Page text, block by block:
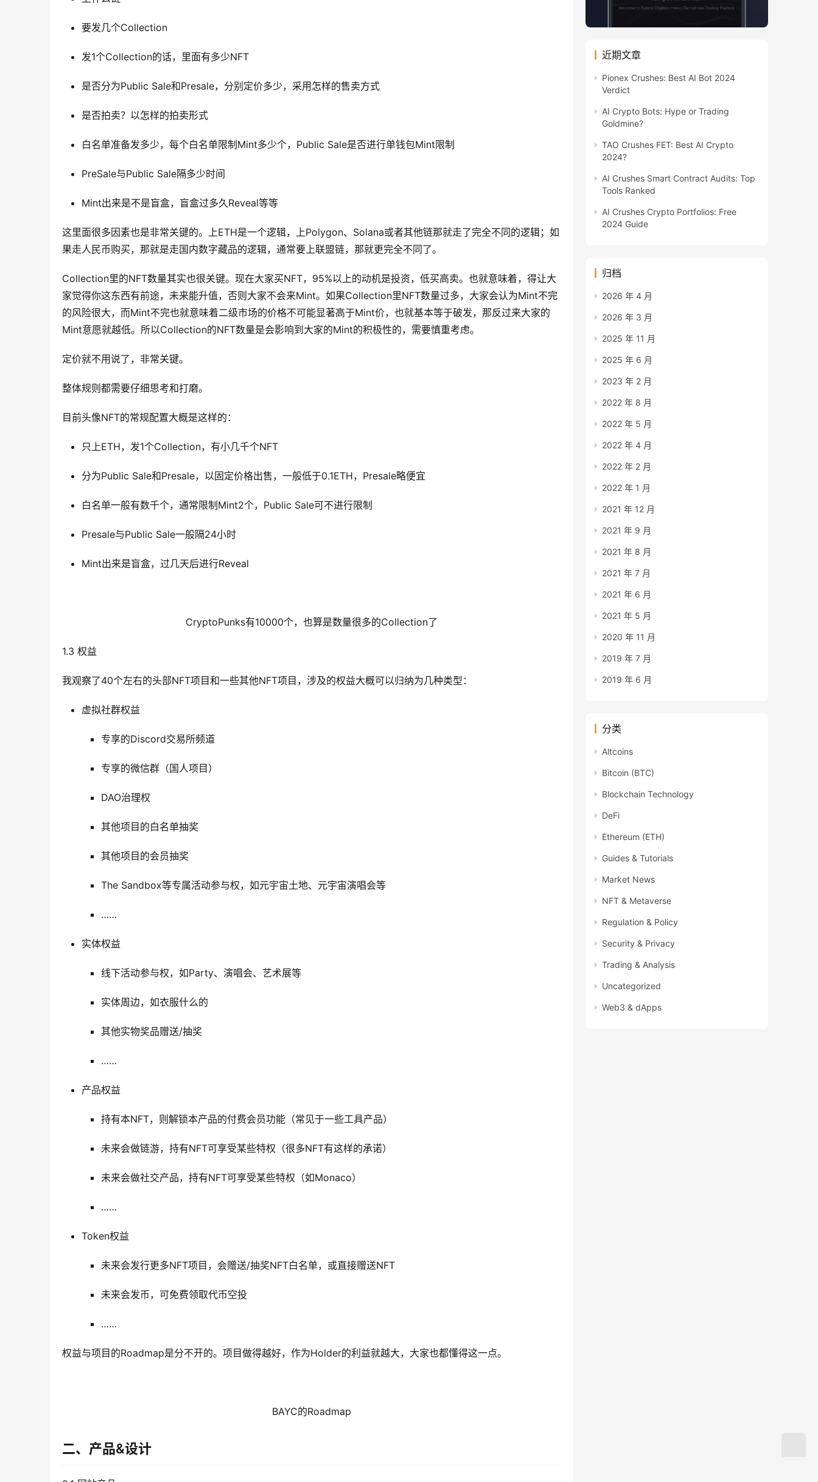
要发几个Collection
发1个Collection的话，里面有多少NFT
是否分为Public Sale和Presale，分别定价多少，采用怎样的售卖方式
是否拍卖？以怎样的拍卖形式
白名单准备发多少，每个白名单限制Mint多少个，Public Sale是否进行单钱包Mint限制
PreSale与Public Sale隔多少时间
Mint出来是不是盲盒，盲盒过多久Reveal等等
这里面很多因素也是非常关键的。上ETH是一个逻辑，上Polygon、Solana或者其他链那就走了完全不同的逻辑；如
果走人民币购买，那就是走国内数字藏品的逻辑，通常要上联盟链，那就更完全不同了。
Collection里的NFT数量其实也很关键。现在大家买NFT，95%以上的动机是投资，低买高卖。也就意味着，得让大
家觉得你这东西有前途，未来能升值，否则大家不会来Mint。如果Collection里NFT数量过多，大家会认为Mint不完
的风险很大，而Mint不完也就意味着二级市场的价格不可能显著高于Mint价，也就基本等于破发，那反过来大家的
Mint意愿就越低。所以Collection的NFT数量是会影响到大家的Mint的积极性的，需要慎重考虑。
定价就不用说了，非常关键。
整体规则都需要仔细思考和打磨。
目前头像NFT的常规配置大概是这样的：
只上ETH，发1个Collection，有小几千个NFT
分为Public Sale和Presale，以固定价格出售，一般低于0.1ETH，Presale略便宜
白名单一般有数千个，通常限制Mint2个，Public Sale可不进行限制
Presale与Public Sale一般隔24小时
Mint出来是盲盒，过几天后进行Reveal
CryptoPunks有10000个，也算是数量很多的Collection了
1.3 权益
我观察了40个左右的头部NFT项目和一些其他NFT项目，涉及的权益大概可以归纳为几种类型：
虚拟社群权益
专享的Discord交易所频道
专享的微信群（国人项目）
DAO治理权
其他项目的白名单抽奖
其他项目的会员抽奖
The Sandbox等专属活动参与权，如元宇宙土地、元宇宙演唱会等
……
实体权益
线下活动参与权，如Party、演唱会、艺术展等
实体周边，如衣服什么的
其他实物奖品赠送/抽奖
……
产品权益
持有本NFT，则解锁本产品的付费会员功能（常见于一些工具产品）
未来会做链游，持有NFT可享受某些特权（很多NFT有这样的承诺）
未来会做社交产品，持有NFT可享受某些特权（如Monaco）
……
Token权益
未来会发行更多NFT项目，会赠送/抽奖NFT白名单，或直接赠送NFT
未来会发币，可免费领取代币空投
……
权益与项目的Roadmap是分不开的。项目做得越好，作为Holder的利益就越大，大家也都懂得这一点。
BAYC的Roadmap
二、产品&设计
近期文章
Pionex Crushes: Best AI Bot 2024
Verdict
AI Crypto Bots: Hype or Trading
Goldmine?
TAO Crushes FET: Best AI Crypto
2024?
AI Crushes Smart Contract Audits: Top
Tools Ranked
AI Crushes Crypto Portfolios: Free
2024 Guide
归档
2026 年 4 月
2026 年 3 月
2025 年 11 月
2025 年 6 月
2023 年 2 月
2022 年 8 月
2022 年 5 月
2022 年 4 月
2022 年 2 月
2022 年 1 月
2021 年 12 月
2021 年 9 月
2021 年 8 月
2021 年 7 月
2021 年 6 月
2021 年 5 月
2020 年 11 月
2019 年 7 月
2019 年 6 月
分类
Altcoins
Bitcoin (BTC)
Blockchain Technology
DeFi
Ethereum (ETH)
Guides & Tutorials
Market News
NFT & Metaverse
Regulation & Policy
Security & Privacy
Trading & Analysis
Uncategorized
Web3 & dApps